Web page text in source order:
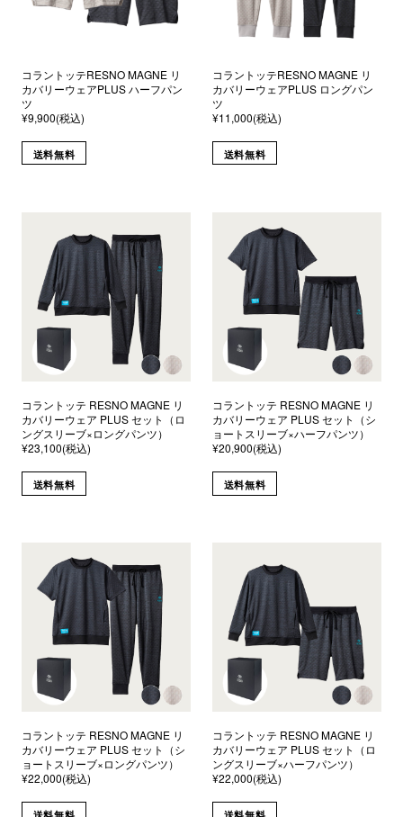
コラントッテRESNO MAGNE リ
カバリーウェアPLUS ハーフパン
ツ
¥9,900(税込)
送料無料
コラントッテRESNO MAGNE リ
カバリーウェアPLUS ロングパン
ツ
¥11,000(税込)
送料無料
コラントッテ RESNO MAGNE リ
カバリーウェア PLUS セット（ロ
ングスリーブ×ロングパンツ）
¥23,100(税込)
送料無料
コラントッテ RESNO MAGNE リ
カバリーウェア PLUS セット（シ
ョートスリーブ×ハーフパンツ）
¥20,900(税込)
送料無料
コラントッテ RESNO MAGNE リ
カバリーウェア PLUS セット（シ
ョートスリーブ×ロングパンツ）
¥22,000(税込)
送料無料
コラントッテ RESNO MAGNE リ
カバリーウェア PLUS セット（ロ
ングスリーブ×ハーフパンツ）
¥22,000(税込)
送料無料